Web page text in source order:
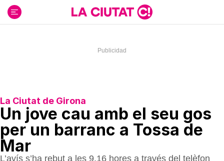
contenido
La Ciutat de Girona
Un jove cau amb el seu gos
per un barranc a Tossa de
Mar
L’avís s’ha rebut a les 9.16 hores a través del telèfon